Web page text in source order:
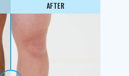
AFTER